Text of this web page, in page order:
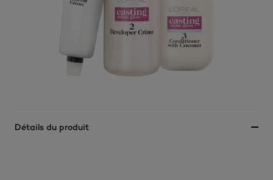
Détails du produit